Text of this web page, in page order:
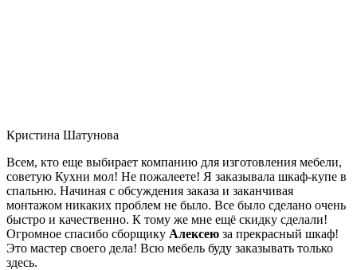
Кристина Шатунова
Всем, кто еще выбирает компанию для изготовления мебели,
советую Кухни мол! Не пожалеете! Я заказывала шкаф-купе в
спальню. Начиная с обсуждения заказа и заканчивая
монтажом никаких проблем не было. Все было сделано очень
быстро и качественно. К тому же мне ещё скидку сделали!
Огромное спасибо сборщику Алексею за прекрасный шкаф!
Это мастер своего дела! Всю мебель буду заказывать только
здесь.